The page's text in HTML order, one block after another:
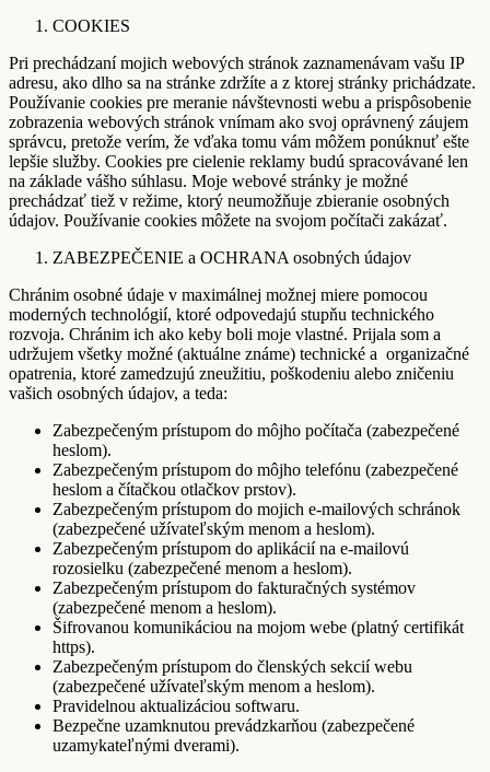
COOKIES
Pri prechádzaní mojich webových stránok zaznamenávam vašu IP
adresu, ako dlho sa na stránke zdržíte a z ktorej stránky prichádzate.
Používanie cookies pre meranie návštevnosti webu a prispôsobenie
zobrazenia webových stránok vnímam ako svoj oprávnený záujem
správcu, pretože verím, že vďaka tomu vám môžem ponúknuť ešte
lepšie služby. Cookies pre cielenie reklamy budú spracovávané len
na základe vášho súhlasu. Moje webové stránky je možné
prechádzať tiež v režime, ktorý neumožňuje zbieranie osobných
údajov. Používanie cookies môžete na svojom počítači zakázať.
ZABEZPEČENIE a OCHRANA osobných údajov
Chránim osobné údaje v maximálnej možnej miere pomocou
moderných technológií, ktoré odpovedajú stupňu technického
rozvoja. Chránim ich ako keby boli moje vlastné. Prijala som a
udržujem všetky možné (aktuálne známe) technické a organizačné
opatrenia, ktoré zamedzujú zneužitiu, poškodeniu alebo zničeniu
vašich osobných údajov, a teda:
Zabezpečeným prístupom do môjho počítača (zabezpečené
heslom).
Zabezpečeným prístupom do môjho telefónu (zabezpečené
heslom a čítačkou otlačkov prstov).
Zabezpečeným prístupom do mojich e-mailových schránok
(zabezpečené užívateľským menom a heslom).
Zabezpečeným prístupom do aplikácií na e-mailovú
rozosielku (zabezpečené menom a heslom).
Zabezpečeným prístupom do fakturačných systémov
(zabezpečené menom a heslom).
Šifrovanou komunikáciou na mojom webe (platný certifikát
https).
Zabezpečeným prístupom do členských sekcií webu
(zabezpečené užívateľským menom a heslom).
Pravidelnou aktualizáciou softwaru.
Bezpečne uzamknutou prevádzkarňou (zabezpečené
uzamykateľnými dverami).